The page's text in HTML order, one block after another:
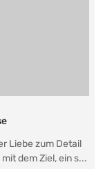
Liebe zum Detail
dem Ziel, ein s...